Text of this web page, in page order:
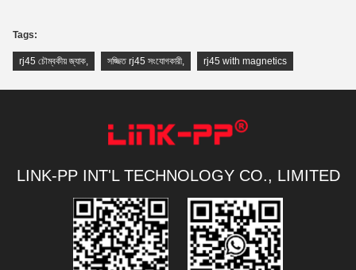
Tags:
rj45 চৌম্বকীয় জ্যাক, সজ্জিত rj45 সংযোগকারী, rj45 with magnetics
LINK-PP INT'L TECHNOLOGY CO., LIMITED